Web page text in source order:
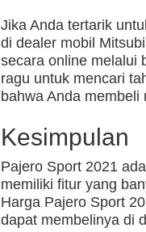
Jika Anda tertarik
di dealer mobil
secara online melalui
ragu untuk mencari
bahwa Anda membeli
Kesimpulan
Pajero Sport 2021
memiliki fitur yang
Harga Pajero Sport
dapat membelinya di